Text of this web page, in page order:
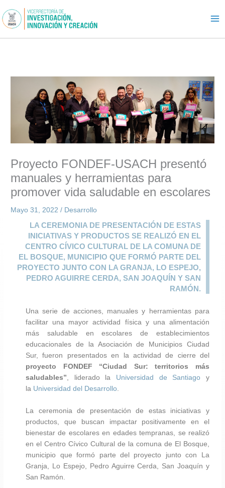
al
contenido
Proyecto FONDEF-USACH presentó
manuales y herramientas para
promover vida saludable en escolares
Mayo 31, 2022/ Desarrollo
LA CEREMONIA DE PRESENTACIÓN DE ESTAS
INICIATIVAS Y PRODUCTOS SE REALIZÓ EN EL
CENTRO CÍVICO CULTURAL DE LA COMUNA DE
EL BOSQUE, MUNICIPIO QUE FORMÓ PARTE DEL
PROYECTO JUNTO CON LA GRANJA, LO ESPEJO,
PEDRO AGUIRRE CERDA, SAN JOAQUÍN Y SAN
RAMÓN.
Una serie de acciones, manuales y herramientas para
facilitar una mayor actividad física y una alimentación
más saludable en escolares de establecimientos
educacionales de la Asociación de Municipios Ciudad
Sur, fueron presentados en la actividad de cierre del
proyecto FONDEF “Ciudad Sur: territorios más
saludables” , liderado la Universidad de Santiago y
la Universidad del Desarrollo
La ceremonia de presentación de estas iniciativas y
productos, que buscan impactar positivamente en el
bienestar de escolares en edades tempranas, se realizó
en el Centro Cívico Cultural de la comuna de El Bosque,
municipio que formó parte del proyecto junto con La
Granja, Lo Espejo, Pedro Aguirre Cerda, San Joaquín y
San Ramón.